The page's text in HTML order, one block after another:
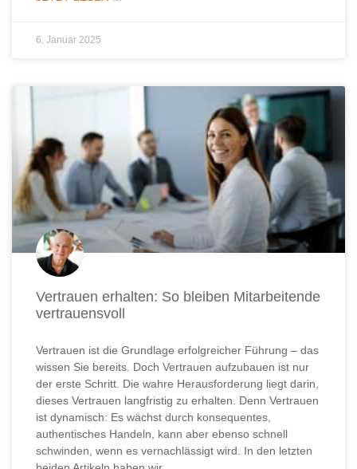
6. Januar 2025
Vertrauen erhalten: So bleiben Mitarbeitende
vertrauensvoll
Vertrauen ist die Grundlage erfolgreicher Führung – das
wissen Sie bereits. Doch Vertrauen aufzubauen ist nur
der erste Schritt. Die wahre Herausforderung liegt darin,
dieses Vertrauen langfristig zu erhalten. Denn Vertrauen
ist dynamisch: Es wächst durch konsequentes,
authentisches Handeln, kann aber ebenso schnell
schwinden, wenn es vernachlässigt wird. In den letzten